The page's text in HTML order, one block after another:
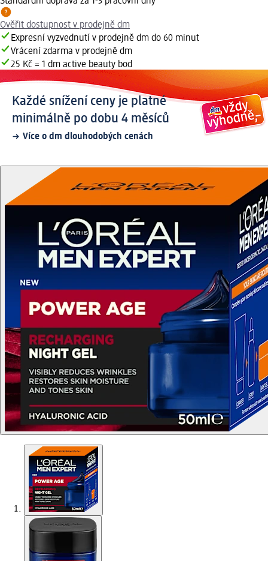
Ověřit dostupnost v prodejně dm
Expresní vyzvednutí v prodejně dm do 60 minut
Vrácení zdarma v prodejně dm
25 Kč = 1 dm active beauty bod
Každé snížení ceny je platné
minimálně po dobu 4 měsíců
Více o dm dlouhodobých cenách